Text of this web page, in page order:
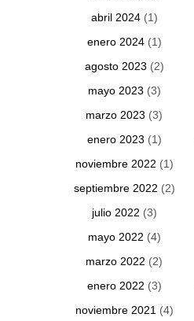
abril 2024(1)
enero 2024(1)
agosto 2023 (2)
mayo 2023 (3)
marzo 2023 (3)
enero 2023 (1)
noviembre 2022 (1)
septiembre 2022 (2)
julio 2022 (3)
mayo 2022 (4)
marzo 2022 (2)
enero 2022 (3)
noviembre 2021 (4)